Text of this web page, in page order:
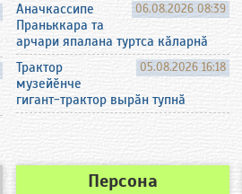
06.08.2026 08:39
Аначкассипе
Праньккара та
арчари япалана туртса кӑларнӑ
05.08.2026 16:18
Трактор
музейӗнче
гигант-трактор вырӑн тупнӑ
Персона